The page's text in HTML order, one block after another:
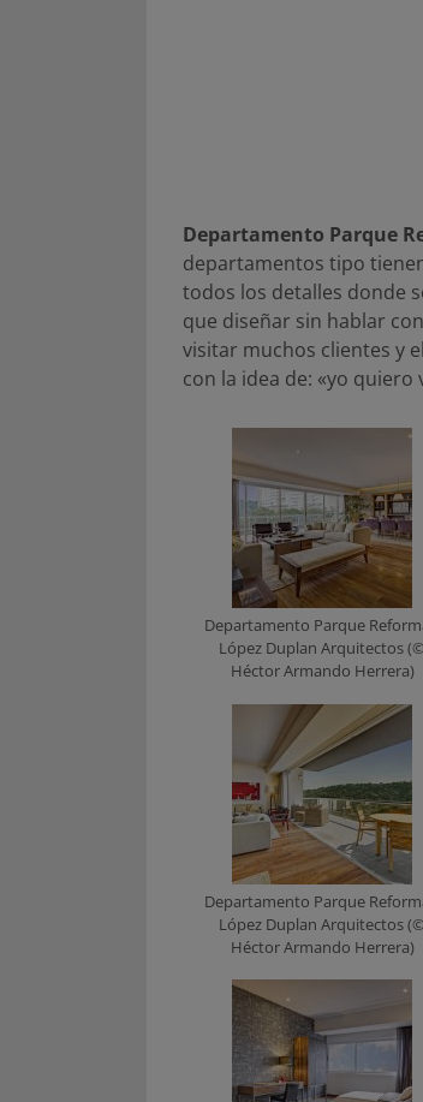
Departamento Parque
departamentos tipo
todos los detalles donde
que diseñar sin hablar
visitar muchos clientes y
con la idea de: «yo quiero
Departamento Parque
López Duplan Arquitectos (©
Héctor Armando Herrera)
Departamento Parque
López Duplan Arquitectos (©
Héctor Armando Herrera)